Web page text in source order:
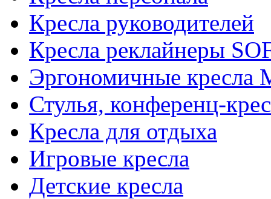
Кресла руководителей
Кресла реклайнеры
Эргономичные
Стулья, конференц-
Кресла для отдыха
Игровые кресла
Детские кресла